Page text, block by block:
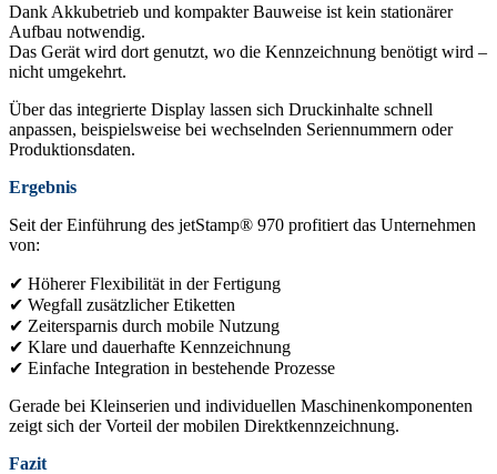
Dank Akkubetrieb und kompakter Bauweise ist kein stationärer
Aufbau notwendig.
Das Gerät wird dort genutzt, wo die Kennzeichnung benötigt wird –
nicht umgekehrt.
Über das integrierte Display lassen sich Druckinhalte schnell
anpassen, beispielsweise bei wechselnden Seriennummern oder
Produktionsdaten.
Ergebnis
Seit der Einführung des jetStamp® 970 profitiert das Unternehmen
von:
✔ Höherer Flexibilität in der Fertigung
✔ Wegfall zusätzlicher Etiketten
✔ Zeitersparnis durch mobile Nutzung
✔ Klare und dauerhafte Kennzeichnung
✔ Einfache Integration in bestehende Prozesse
Gerade bei Kleinserien und individuellen Maschinenkomponenten
zeigt sich der Vorteil der mobilen Direktkennzeichnung.
Fazit